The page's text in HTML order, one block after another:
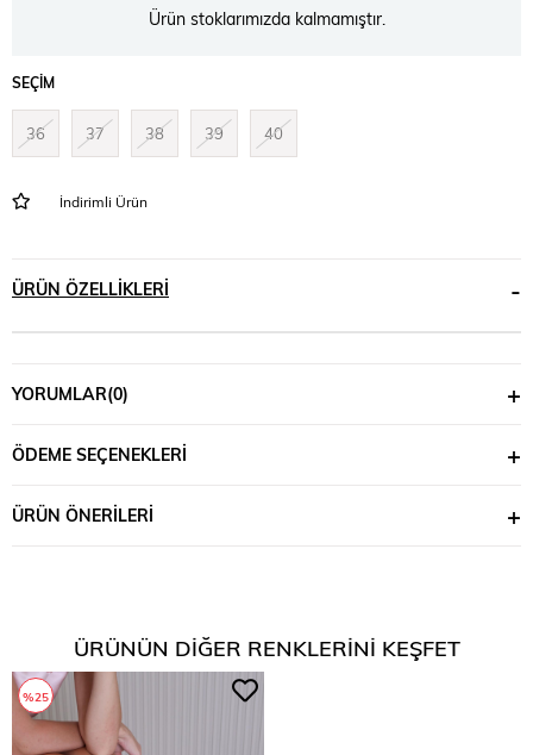
Ürün stoklarımızda kalmamıştır.
SEÇIM
36 37 38 39 40
İndirimli Ürün
ÜRÜN ÖZELLIKLERI
YORUMLAR(0)
ÖDEME SEÇENEKLERI
ÜRÜN ÖNERILERI
ÜRÜNÜN DIĞER RENKLERINI KEŞFET
%25